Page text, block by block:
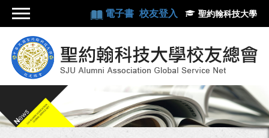
電子書 校友登入 聖約翰科技大學